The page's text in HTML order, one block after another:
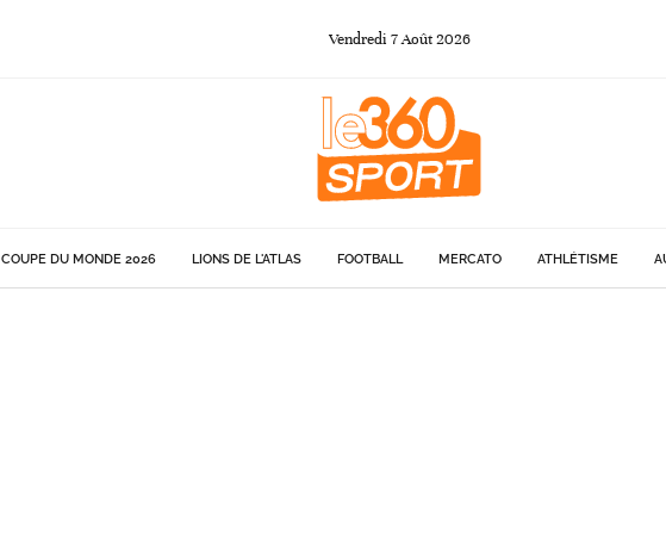
Vendredi 7Août 2026
COUPE DU MONDE 2026 LIONS DE L'ATLAS FOOTBALL MERCATO ATHLÉTISME